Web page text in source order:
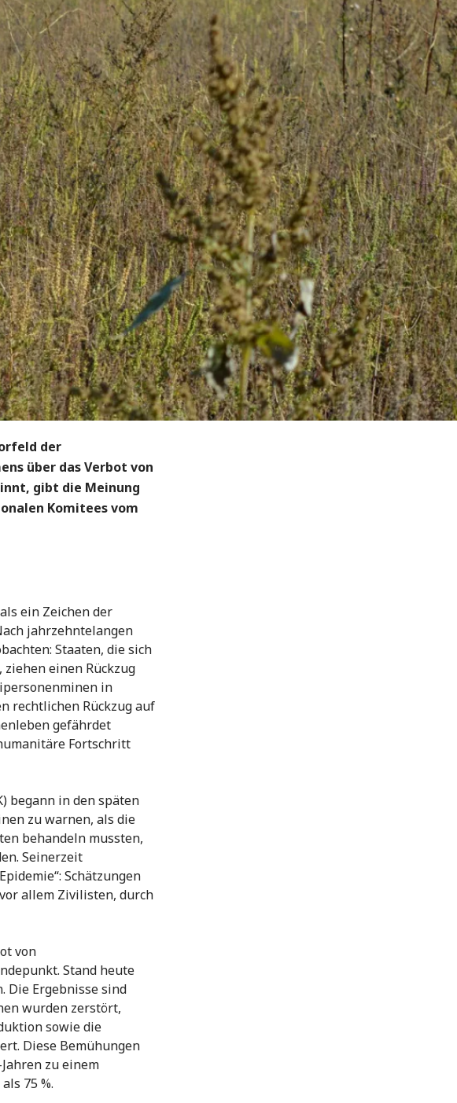
der
über das Verbot von
gibt die Meinung
Komitees vom
ein Zeichen der
jahrzehntelangen
Staaten, die sich
einen Rückzug
in
rechtlichen Rückzug auf
gefährdet
Fortschritt
begann in den späten
zu warnen, als die
behandeln mussten,
Seinerzeit
Schätzungen
allem Zivilisten, durch
von
Stand heute
Die Ergebnisse sind
wurden zerstört,
sowie die
Diese Bemühungen
zu einem
75 %.